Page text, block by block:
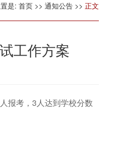
是: 首页 >> 通知公告 >> 正文
工作方案
报考，3人达到学校分数